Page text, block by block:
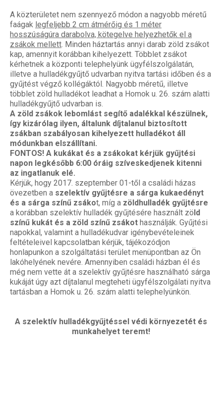
A közterületet nem szennyező módon a nagyobb méretű
faágak legfeljebb 2 cm átmérőig és 1 méter
hosszúságúra darabolva, kötegelve helyezhetők el a
zsákok mellett. Minden háztartás annyi darab zöld zsákot
kap, amennyit korábban kihelyezett. Többlet zsákot
kérhetnek a központi telephelyünk ügyfélszolgálatán,
illetve a hulladékgyűjtő udvarban nyitva tartási időben és a
gyűjtést végző kollégáktól. Nagyobb méretű, illetve
többlet zöld hulladékot leadhat a Homok u. 26. szám alatti
hulladékgyűjtő udvarban is.
A zöld zsákok lebomlást segítő adalékkal készülnek,
így kizárólag ilyen, általunk díjtalanul biztosított
zsákban szabályosan kihelyezett hulladékot áll
módunkban elszállítani.
FONTOS! A kukákat és a zsákokat kérjük gyűjtési
napon legkésőbb 6:00 óráig szíveskedjenek kitenni
az ingatlanuk elé.
Kérjük, hogy 2017. szeptember 01-től a családi házas
övezetben a szelektív gyűjtésre a sárga kukaedényt
és a sárga színű zsákot, míg a zöldhulladék gyűjtésre
a korábban szelektív hulladék gyűjtésére használt zöld
színű kukát és a zöld színű zsákot használják. Gyűjtési
napokkal, valamint a hulladékudvar igénybevételeinek
feltételeivel kapcsolatban kérjük, tájékozódjon
honlapunkon a szolgáltatási terület menüpontban az Ön
lakóhelyének nevére. Amennyiben családi házban él és
még nem vette át a szelektív gyűjtésre használható sárga
kukáját úgy azt díjtalanul megteheti ügyfélszolgálati nyitva
tartásban a Homok u. 26. szám alatti telephelyünkön.
A szelektív hulladékgyűjtéssel védi környezetét és
munkahelyet teremt!